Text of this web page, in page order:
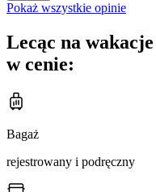
Pokaż wszystkie opinie
Lecąc na
w cenie:
Bagaż
rejestrowany i podręczny